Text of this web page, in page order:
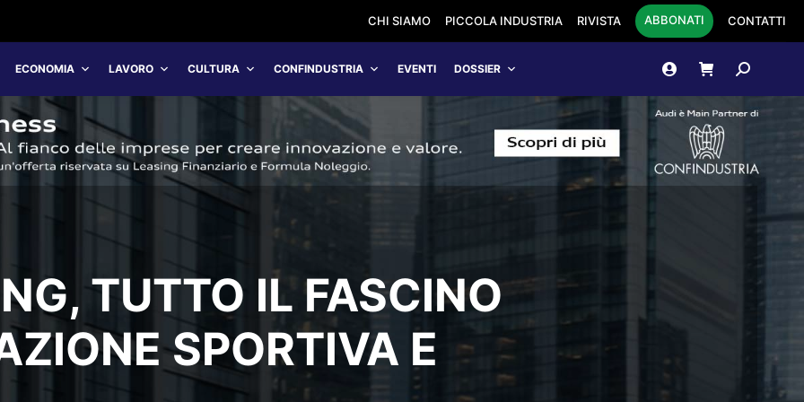
CHI SIAMO PICCOLA INDUSTRIA RIVISTA ABBONATI CONTATTI
ECONOMIA LAVORO CULTURA CONFINDUSTRIA EVENTI DOSSIER Cerca:
TUTTO IL FASCINO
SPORTIVA E